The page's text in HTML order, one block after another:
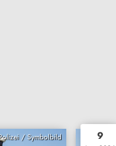
/ Symbolbild 9